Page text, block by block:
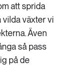
att sprida
vilda växter vi
Även
så pass
på de